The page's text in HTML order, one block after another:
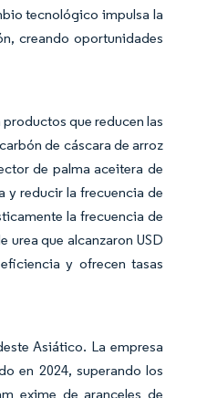
tecnológico impulsa la
creando oportunidades
que reducen las
de cáscara de arroz
de palma aceitera de
y reducir la frecuencia de
la frecuencia de
que alcanzaron USD
y ofrecen tasas
Asiático. La empresa
en 2024, superando los
exime de aranceles de